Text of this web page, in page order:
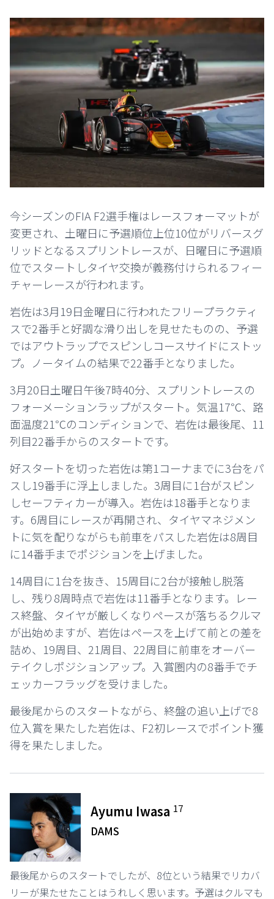
今シーズンのFIA F2選手権はレースフォーマットが
変更され、土曜日に予選順位上位10位がリバースグ
リッドとなるスプリントレースが、日曜日に予選順
位でスタートしタイヤ交換が義務付けられるフィー
チャーレースが行われます。
岩佐は3月19日金曜日に行われたフリープラクティ
スで2番手と好調な滑り出しを見せたものの、予選
ではアウトラップでスピンしコースサイドにストッ
プ。ノータイムの結果で22番手となりました。
3月20日土曜日午後7時40分、スプリントレースの
フォーメーションラップがスタート。気温17℃、路
面温度21℃のコンディションで、岩佐は最後尾、11
列目22番手からのスタートです。
好スタートを切った岩佐は第1コーナまでに3台をパ
スし19番手に浮上しました。3周目に1台がスピン
しセーフティカーが導入。岩佐は18番手となりま
す。6周目にレースが再開され、タイヤマネジメン
トに気を配りながらも前車をパスした岩佐は8周目
に14番手までポジションを上げました。
14周目に1台を抜き、15周目に2台が接触し脱落
し、残り8周時点で岩佐は11番手となります。レー
ス終盤、タイヤが厳しくなりペースが落ちるクルマ
が出始めますが、岩佐はペースを上げて前との差を
詰め、19周目、21周目、22周目に前車をオーバー
テイクしポジションアップ。入賞圏内の8番手でチ
ェッカーフラッグを受けました。
最後尾からのスタートながら、終盤の追い上げで8
位入賞を果たした岩佐は、F2初レースでポイント獲
得を果たしました。
Ayumu Iwasa 17
DAMS
最後尾からのスタートでしたが、8位という結果でリカバ
リーが果たせたことはうれしく思います。予選はクルマも